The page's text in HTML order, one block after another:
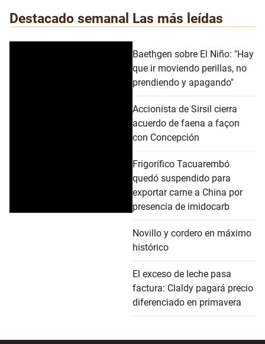
Destacado semanal Las más leídas
Baethgen sobre El Niño: "Hay
que ir moviendo perillas, no
prendiendo y apagando"
Accionista de Sirsil cierra
acuerdo de faena a façon
con Concepción
Frigorífico Tacuarembó
quedó suspendido para
exportar carne a China por
presencia de imidocarb
Novillo y cordero en máximo
histórico
El exceso de leche pasa
factura: Claldy pagará precio
diferenciado en primavera